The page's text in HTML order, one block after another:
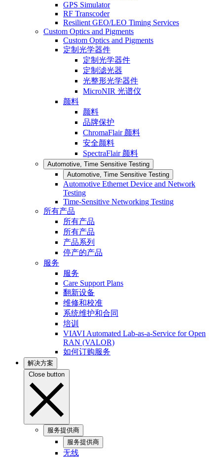
GPS Simulator
RF Transcoder
Resilient GEO/LEO Timing Services
Custom Optics and Pigments
Custom Optics and Pigments
定制光学器件
定制光学器件
定制滤光器
光整形光学器件
MicroNIR 光谱仪
颜料
颜料
品牌保护
ChromaFlair 颜料
安全颜料
SpectraFlair 颜料
Automotive, Time Sensitive Testing
Automotive, Time Sensitive Testing
Automotive Ethernet Device and Network
Testing
Time-Sensitive Networking Testing
所有产品
所有产品
所有产品
产品系列
停产的产品
服务
服务
Care Support Plans
翻新设备
维修和校准
系统维护和合同
培训
VIAVI Automated Lab-as-a-Service for Open
RAN (VALOR)
如何订购服务
解决方案
Close button
服务提供商
服务提供商
无线